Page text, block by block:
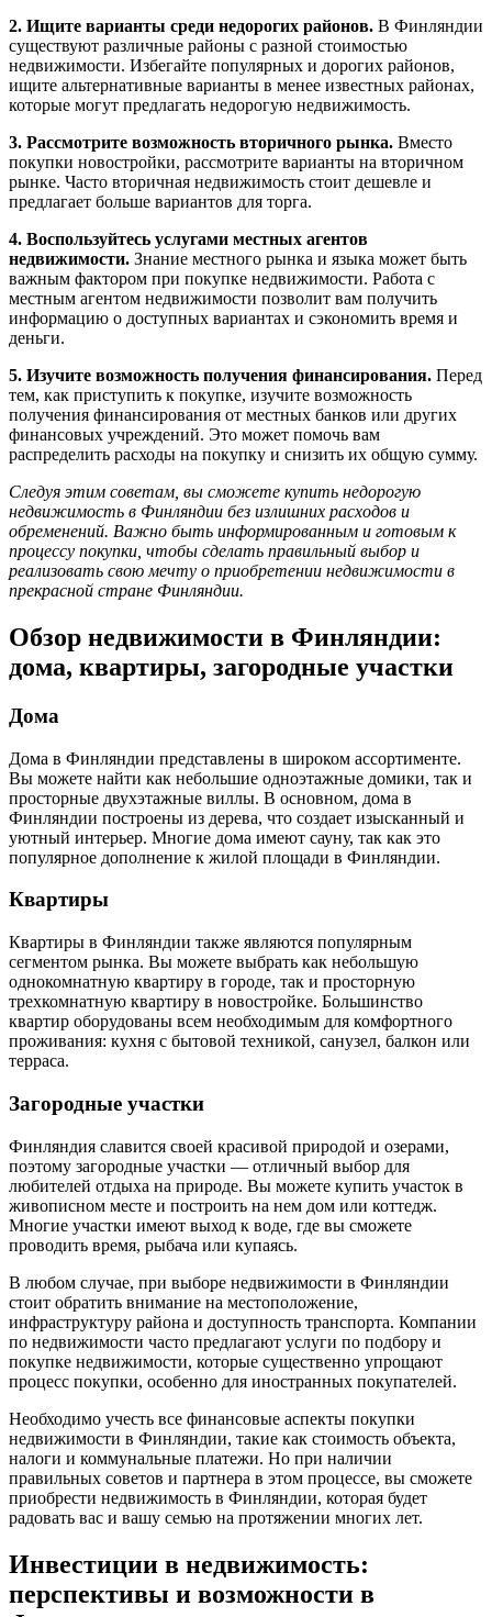
2. Ищите варианты среди недорогих районов. В Финляндии
существуют различные районы с разной стоимостью
недвижимости. Избегайте популярных и дорогих районов,
ищите альтернативные варианты в менее известных районах,
которые могут предлагать недорогую недвижимость.
3. Рассмотрите возможность вторичного рынка. Вместо
покупки новостройки, рассмотрите варианты на вторичном
рынке. Часто вторичная недвижимость стоит дешевле и
предлагает больше вариантов для торга.
4. Воспользуйтесь услугами местных агентов
недвижимости. Знание местного рынка и языка может быть
важным фактором при покупке недвижимости. Работа с
местным агентом недвижимости позволит вам получить
информацию о доступных вариантах и сэкономить время и
деньги.
5. Изучите возможность получения финансирования. Перед
тем, как приступить к покупке, изучите возможность
получения финансирования от местных банков или других
финансовых учреждений. Это может помочь вам
распределить расходы на покупку и снизить их общую сумму.
Следуя этим советам, вы сможете купить недорогую
недвижимость в Финляндии без излишних расходов и
обременений. Важно быть информированным и готовым к
процессу покупки, чтобы сделать правильный выбор и
реализовать свою мечту о приобретении недвижимости в
прекрасной стране Финляндии.
Обзор недвижимости в Финляндии:
дома, квартиры, загородные участки
Дома
Дома в Финляндии представлены в широком ассортименте.
Вы можете найти как небольшие одноэтажные домики, так и
просторные двухэтажные виллы. В основном, дома в
Финляндии построены из дерева, что создает изысканный и
уютный интерьер. Многие дома имеют сауну, так как это
популярное дополнение к жилой площади в Финляндии.
Квартиры
Квартиры в Финляндии также являются популярным
сегментом рынка. Вы можете выбрать как небольшую
однокомнатную квартиру в городе, так и просторную
трехкомнатную квартиру в новостройке. Большинство
квартир оборудованы всем необходимым для комфортного
проживания: кухня с бытовой техникой, санузел, балкон или
терраса.
Загородные участки
Финляндия славится своей красивой природой и озерами,
поэтому загородные участки — отличный выбор для
любителей отдыха на природе. Вы можете купить участок в
живописном месте и построить на нем дом или коттедж.
Многие участки имеют выход к воде, где вы сможете
проводить время, рыбача или купаясь.
В любом случае, при выборе недвижимости в Финляндии
стоит обратить внимание на местоположение,
инфраструктуру района и доступность транспорта. Компании
по недвижимости часто предлагают услуги по подбору и
покупке недвижимости, которые существенно упрощают
процесс покупки, особенно для иностранных покупателей.
Необходимо учесть все финансовые аспекты покупки
недвижимости в Финляндии, такие как стоимость объекта,
налоги и коммунальные платежи. Но при наличии
правильных советов и партнера в этом процессе, вы сможете
приобрести недвижимость в Финляндии, которая будет
радовать вас и вашу семью на протяжении многих лет.
Инвестиции в недвижимость:
перспективы и возможности в